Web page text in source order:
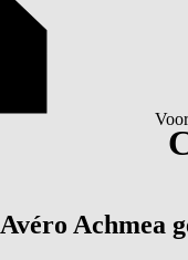
Avéro Achmea